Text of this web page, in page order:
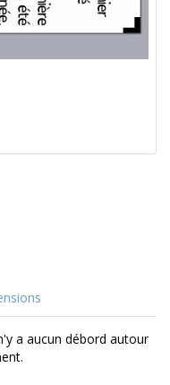
a aucun débord autour